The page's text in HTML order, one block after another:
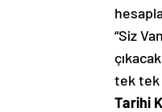
“Siz
tek tek
Tarihi